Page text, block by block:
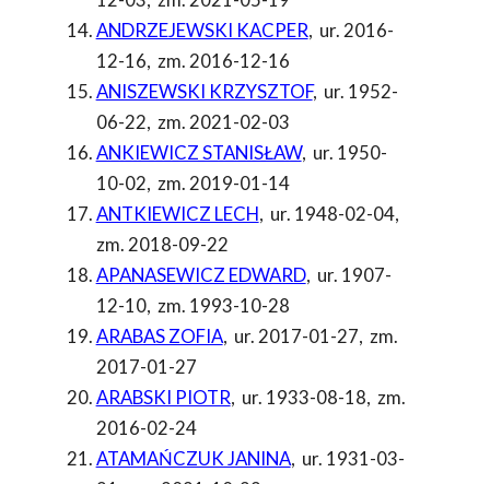
ANDRZEJEWSKI KACPER, ur. 2016-
12-16, zm. 2016-12-16
ANISZEWSKI KRZYSZTOF, ur. 1952-
06-22, zm. 2021-02-03
ANKIEWICZ STANISŁAW, ur. 1950-
10-02, zm. 2019-01-14
ANTKIEWICZ LECH, ur. 1948-02-04,
zm. 2018-09-22
APANASEWICZ EDWARD, ur. 1907-
12-10, zm. 1993-10-28
ARABAS ZOFIA, ur. 2017-01-27, zm.
2017-01-27
ARABSKI PIOTR, ur. 1933-08-18, zm.
2016-02-24
ATAMAŃCZUK JANINA, ur. 1931-03-